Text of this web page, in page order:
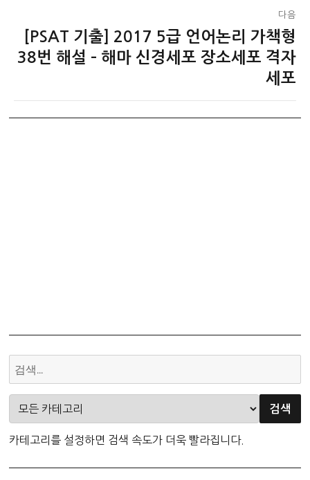
다음
음
[PSAT 기출] 2017 5급 언어논리 가책형
38번 해설 – 해마 신경세포 장소세포 격자
세포
카테고리를 설정하면 검색 속도가 더욱 빨라집니다.